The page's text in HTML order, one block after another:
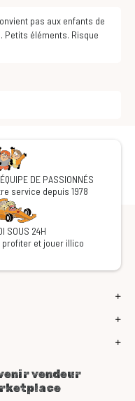
Petits éléments. Risque
DE PASSIONNÉS
service depuis 1978
SOUS 24H
profiter et jouer illico
vendeur